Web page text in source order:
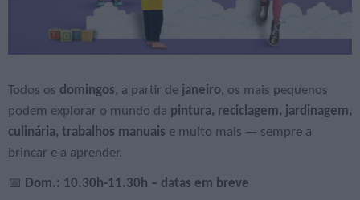
Todos os domingos, a partir de janeiro, os mais pequenos
podem explorar o mundo da pintura, reciclagem, jardinagem,
culinária, trabalhos manuais e muito mais — sempre a
brincar e a aprender.
📅 Dom.: 10.30h-11.30h – datas em breve